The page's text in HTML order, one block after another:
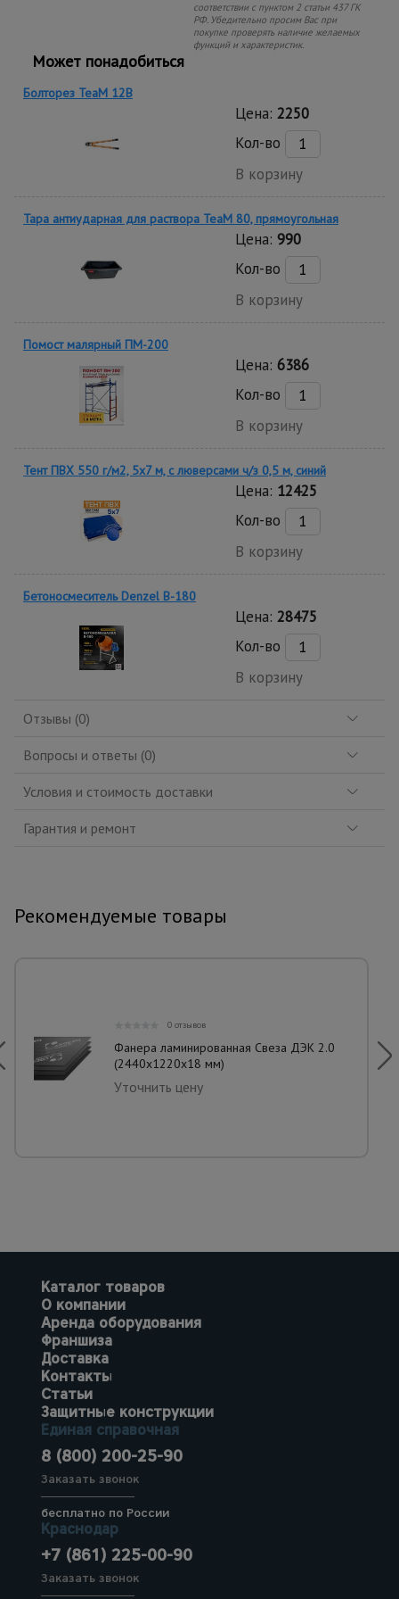
соответствии с пунктом 2 статьи 437 ГК
РФ. Убедительно просим Вас при
покупке проверять наличие желаемых
функций и характеристик.
Может понадобиться
Болторез TeaM 12B
Цена: 2250
Кол-во
В корзину
Тара антиударная для раствора TeaM 80, прямоугольная
Цена: 990
Кол-во
В корзину
Помост малярный ПМ-200
Цена: 6386
Кол-во
В корзину
Тент ПВХ 550 г/м2, 5х7 м, с люверсами ч/з 0,5 м, синий
Цена: 12425
Кол-во
В корзину
Бетоносмеситель Denzel В-180
Цена: 28475
Кол-во
В корзину
Отзывы (0)
Вопросы и ответы (0)
Условия и стоимость доставки
Гарантия и ремонт
Рекомендуемые товары
0 отзывов
Фанера ламинированная Свеза ДЭК 2.0
(2440х1220х18 мм)
Уточнить цену
Каталог товаров
О компании
Аренда оборудования
Франшиза
Доставка
Контакты
Статьи
Защитные конструкции
Единая справочная
8 (800) 200-25-90
Заказать звонок
бесплатно по России
Краснодар
+7 (861) 225-00-90
Заказать звонок